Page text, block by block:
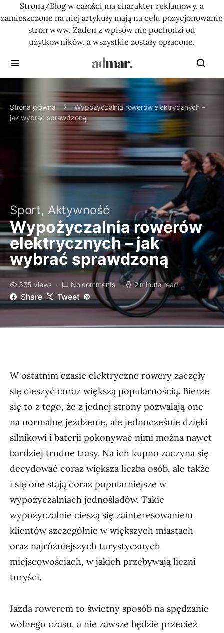
Strona/Blog w całości ma charakter reklamowy, a
zamieszczone na niej artykuły mają na celu pozycjonowanie
stron www. Żaden z wpisów nie pochodzi od
użytkowników, a wszystkie zostały opłacone.
Strona główna
Wypożyczalnia rowerów elektrycznych –
jak wybrać sprawdzoną
Sport, Aktywność
Wypożyczalnia rowerów
elektrycznych – jak
wybrać sprawdzoną
335 views No comments 2 minute read
Share Tweet
W ostatnim czasie elektryczne rowery zaczęły
się cieszyć coraz większą popularnością. Bierze
się to z tego, że z jednej strony pozwalają one
na normalne jeżdżenie, ale jednocześnie dzięki
silnikowi i baterii pokonywać nimi można nawet
bardziej trudne trasy. Na ich kupno zaczyna się
decydować coraz większa liczba osób, ale także
i się one stają coraz popularniejsze w
wypożyczalniach jednośladów. Takie
wypożyczalnie cieszą się zainteresowaniem
klientów szczególnie w większych miastach
oraz najróżniejszych turystycznych
miejscowościach, w jakich przebywają liczni
turyści.
Jazda rowerem to świetny sposób na spędzanie
wolnego czasu, a nie zawsze będzie przecież